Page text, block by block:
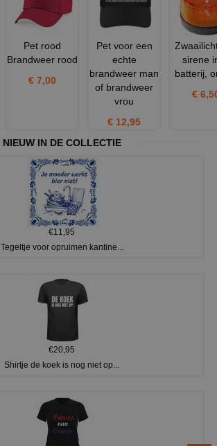
Pet rood
Brandweer rood
€ 7,00
Pet voor een
echte
brandweer man
of brandweer
vrou
€ 12,95
sirene
batterij,
€
NIEUW IN DE COLLECTIE
€11,95
Tegeltje voor opruimen kantine...
€20,95
Shirtje de koek is nog niet op...